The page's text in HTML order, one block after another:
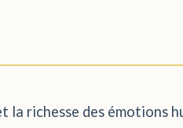
richesse des émotions